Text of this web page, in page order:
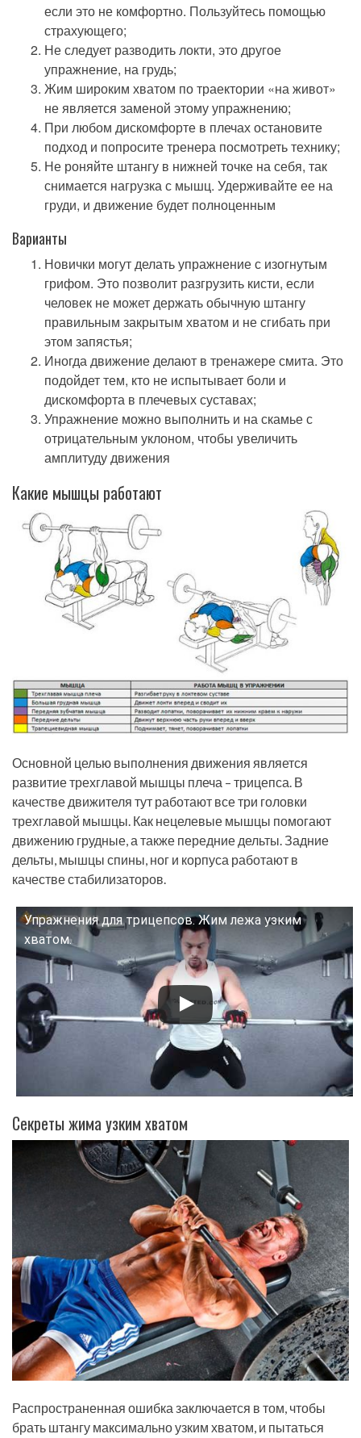
если это не комфортно. Пользуйтесь помощью
страхующего;
Не следует разводить локти, это другое
упражнение, на грудь;
Жим широким хватом по траектории «на живот»
не является заменой этому упражнению;
При любом дискомфорте в плечах остановите
подход и попросите тренера посмотреть технику;
Не роняйте штангу в нижней точке на себя, так
снимается нагрузка с мышц. Удерживайте ее на
груди, и движение будет полноценным
Варианты
Новички могут делать упражнение с изогнутым
грифом. Это позволит разгрузить кисти, если
человек не может держать обычную штангу
правильным закрытым хватом и не сгибать при
этом запястья;
Иногда движение делают в тренажере смита. Это
подойдет тем, кто не испытывает боли и
дискомфорта в плечевых суставах;
Упражнение можно выполнить и на скамье с
отрицательным уклоном, чтобы увеличить
амплитуду движения
Какие мышцы работают
Основной целью выполнения движения является
развитие трехглавой мышцы плеча – трицепса. В
качестве движителя тут работают все три головки
трехглавой мышцы. Как нецелевые мышцы помогают
движению грудные, а также передние дельты. Задние
дельты, мышцы спины, ног и корпуса работают в
качестве стабилизаторов.
Упражнения для трицепсов. Жим лежа узким
хватом.
Смотрите это видео на YouTube
Секреты жима узким хватом
Распространенная ошибка заключается в том, чтобы
брать штангу максимально узким хватом, и пытаться